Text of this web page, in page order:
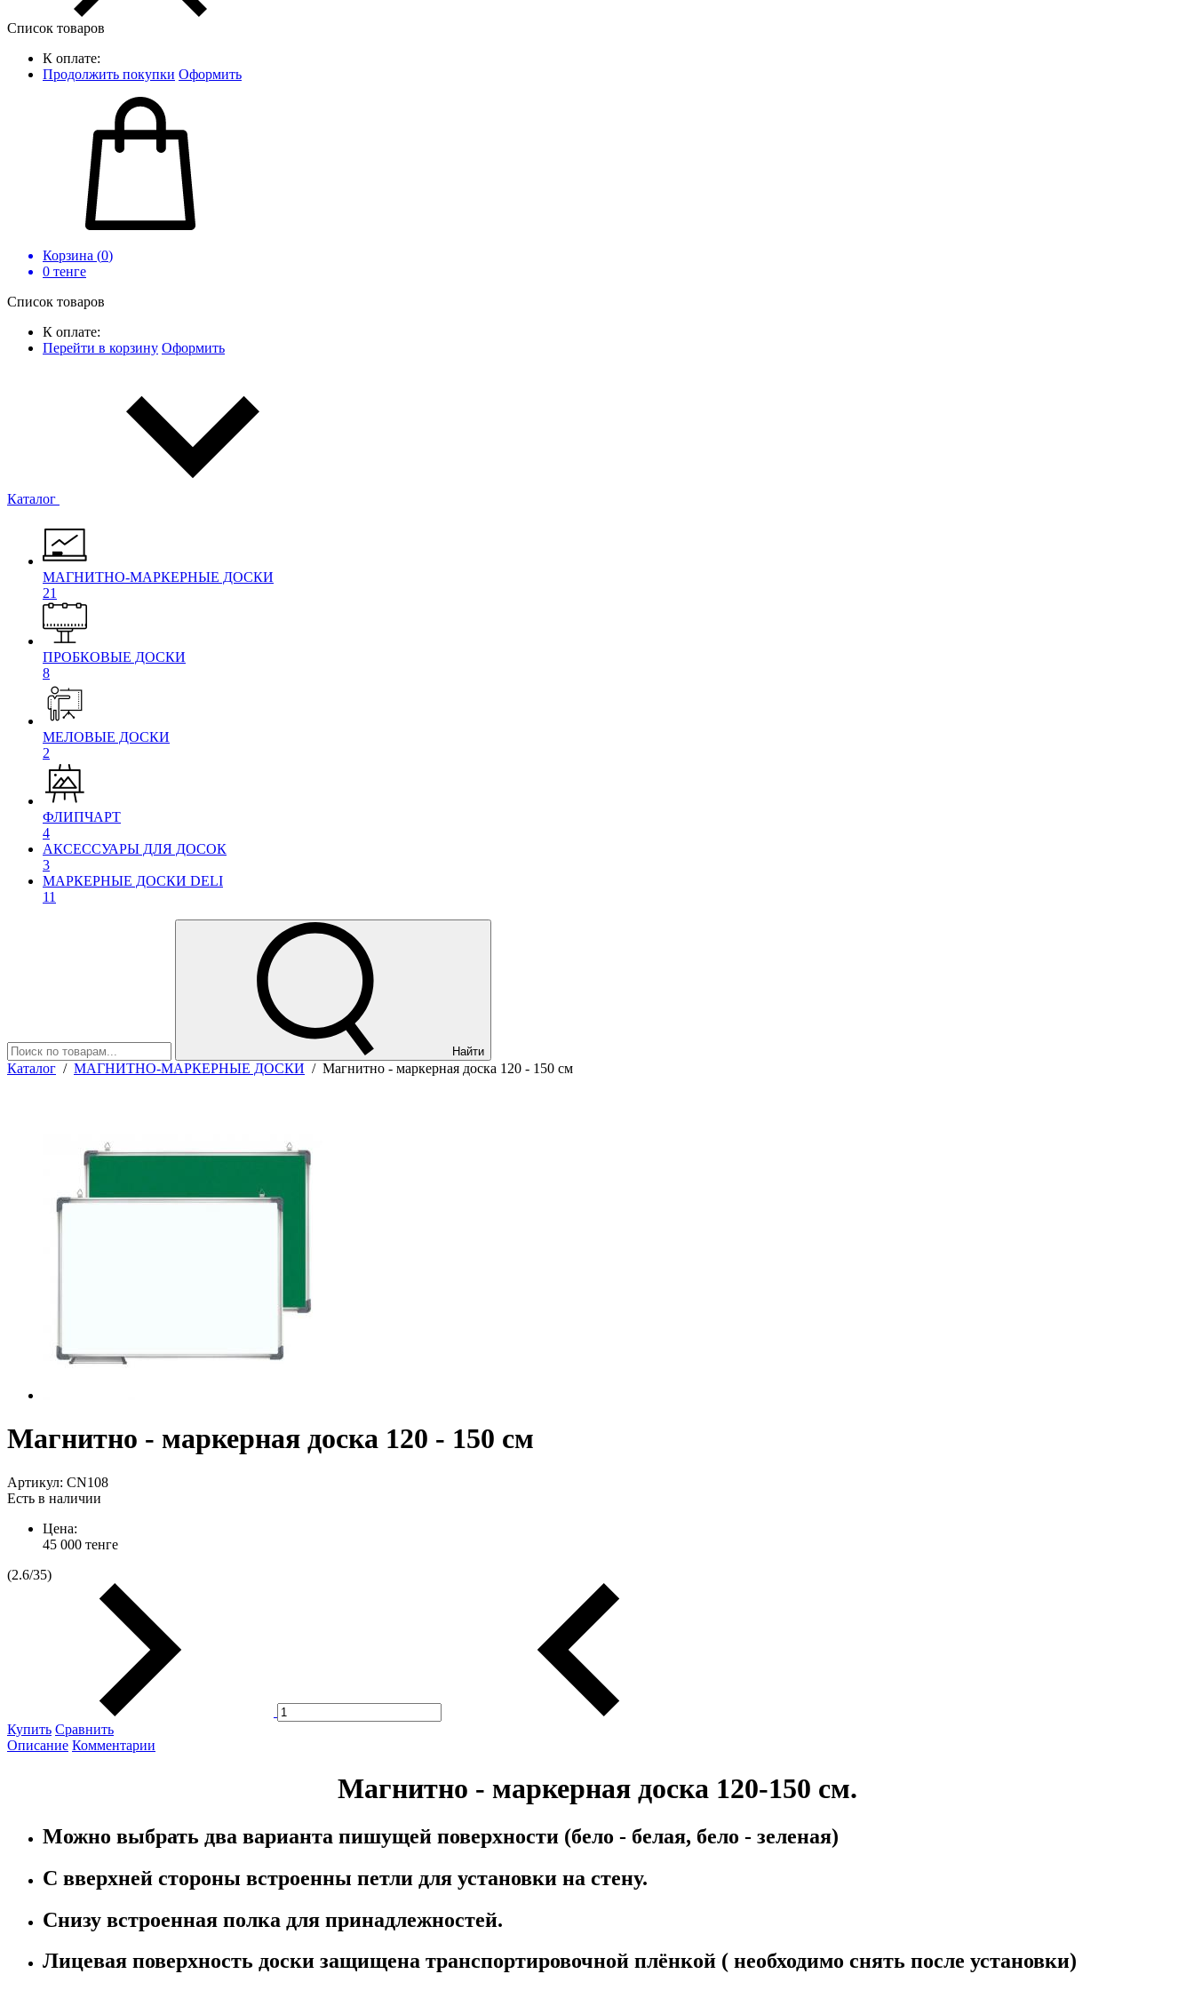
Список товаров
К оплате:
Продолжить покупки Оформить
Корзина (0)
0 тенге
Список товаров
К оплате:
Перейти в корзину Оформить
Каталог
МАГНИТНО-МАРКЕРНЫЕ ДОСКИ
21
ПРОБКОВЫЕ ДОСКИ
8
МЕЛОВЫЕ ДОСКИ
2
ФЛИПЧАРТ
4
АКСЕССУАРЫ ДЛЯ ДОСОК
3
МАРКЕРНЫЕ ДОСКИ DELI
11
Найти
Каталог / МАГНИТНО-МАРКЕРНЫЕ ДОСКИ / Магнитно - маркерная доска 120 - 150 см
Магнитно - маркерная доска 120 - 150 см
Артикул: CN108
Есть в наличии
Цена:
45 000 тенге
(2.6/35)
Купить Сравнить
Описание Комментарии
Магнитно - маркерная доска 120-150 см.
Можно выбрать два варианта пишущей поверхности (бело - белая, бело - зеленая)
С вверхней стороны встроенны петли для установки на стену.
Снизу встроенная полка для принадлежностей.
Лицевая поверхность доски защищена транспортировочной плёнкой ( необходимо снять после установки)